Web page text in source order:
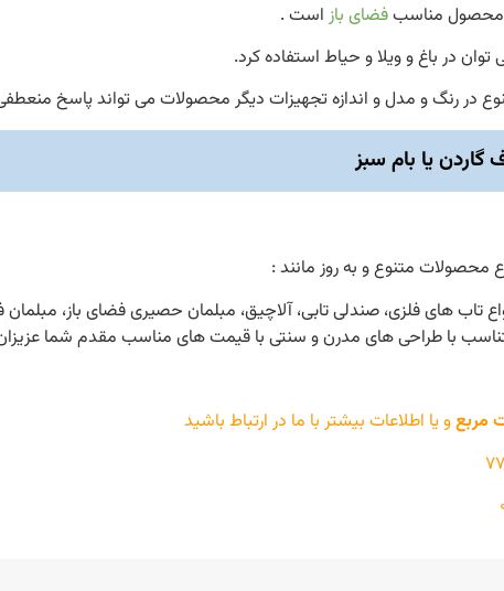
محصول مناسبفضای باز است .
در باغ و ویلا و حیاط استفاده کرد.
در رنگ و مدل و اندازه تجهیزات دیگر محصولات می تواند پاسخ
گاردن یا بام سبز
محصولات متنوع و به روز مانند :
تاب های فلزی، صندلی تابی، آلاچیق، مبلمان حصیری فضای باز،
با طراحی های مدرن و سنتی با قیمت های مناسب مقدم شما عزیزان
مربعو یا اطلاعات بیشتر با ما در ارتباط باشید